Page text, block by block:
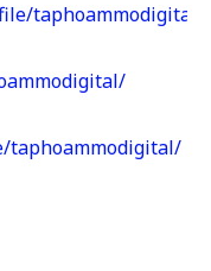
taphoammodigital/
taphoammodigital/